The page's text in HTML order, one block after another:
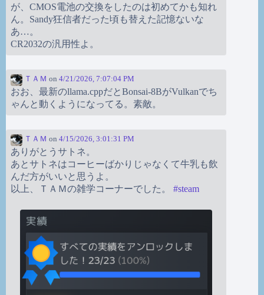
が、CMOS電池の交換をしたのは初めてかも知れ
ん。Sandy狂信者だった頃も替えた記憶ないな
あ…。
CR2032の汎用性よ。
ＴＡＭ on 4/21/2026, 7:07:04 PM
おお、最新のllama.cppだとBonsai-8BがVulkanでち
ゃんと動くようになってる。素敵。
ＴＡＭ on 4/15/2026, 3:01:31 PM
ありがとうサトネ。
あとサトネはコーヒーばかりじゃなくて牛乳も飲
んだ方がいいと思うよ。
以上、ＴＡＭの雑学コーナーでした。 #steam